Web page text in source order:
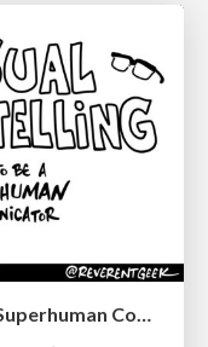
Visual Storytelling: How to be a Superhuman Communicator